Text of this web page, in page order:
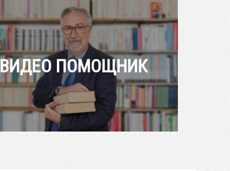
ВИДЕО ПОМОЩНИК